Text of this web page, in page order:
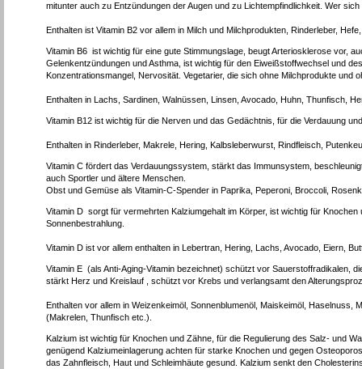
mitunter auch zu Entzündungen der Augen und zu Lichtempfindlichkeit. Wer
Enthalten ist Vitamin B2 vor allem in Milch und Milchprodukten, Rinderleber,
Vitamin B6 ist wichtig für eine gute Stimmungslage, beugt Arteriosklerose vor,
Gelenkentzündungen und Asthma, ist wichtig für den Eiweißstoffwechsel und
Konzentrationsmangel, Nervosität. Vegetarier, die sich ohne Milchprodukte und
Enthalten in Lachs, Sardinen, Walnüssen, Linsen, Avocado, Huhn, Thunfisch,
Vitamin B12 ist wichtig für die Nerven und das Gedächtnis, für die Verdauung
Enthalten in Rinderleber, Makrele, Hering, Kalbsleberwurst, Rindfleisch,
Vitamin C fördert das Verdauungssystem, stärkt das Immunsystem,
auch Sportler und ältere Menschen.
Obst und Gemüse als Vitamin-C-Spender in Paprika, Peperoni, Broccoli,
Vitamin D sorgt für vermehrten Kalziumgehalt im Körper, ist wichtig für
Sonnenbestrahlung.
Vitamin D ist vor allem enthalten in Lebertran, Hering, Lachs, Avocado, Eiern,
Vitamin E (als Anti-Aging-Vitamin bezeichnet) schützt vor Sauerstoffradikalen,
stärkt Herz und Kreislauf , schützt vor Krebs und verlangsamt den
Enthalten vor allem in Weizenkeimöl, Sonnenblumenöl, Maiskeimöl,
(Makrelen, Thunfisch etc.).
Kalzium ist wichtig für Knochen und Zähne, für die Regulierung des Salz- und
genügend Kalziumeinlagerung achten für starke Knochen und gegen
das Zahnfleisch, Haut und Schleimhäute gesund. Kalzium senkt den